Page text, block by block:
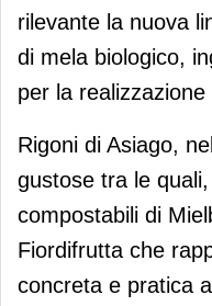
rilevante la nuova
di mela biologico,
per la
Rigoni di Asiago,
gustose tra le
compostabili di
Fiordifrutta che
concreta e pratica